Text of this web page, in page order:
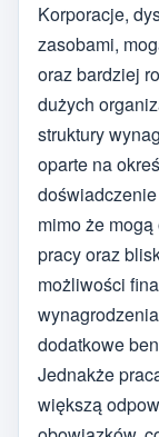
Korporacje,
zasobami,
oraz bardziej
dużych
struktury
oparte na
mimo że
pracy oraz
możliwości
dodatkowe
Jednakże
większą